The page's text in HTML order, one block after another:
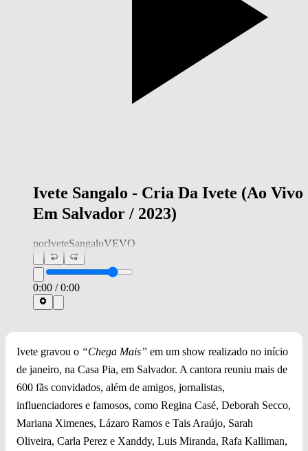
Ivete Sangalo - Cria Da Ivete (Ao Vivo
Em Salvador / 2023)
porIveteSangaloVEVO
0:00 /0:00
Ivete gravou o “Chega Mais” em um show realizado no início
de janeiro, na Casa Pia, em Salvador. A cantora reuniu mais de
600 fãs convidados, além de amigos, jornalistas,
influenciadores e famosos, como Regina Casé, Deborah Secco,
Mariana Ximenes, Lázaro Ramos e Tais Araújo, Sarah
Oliveira, Carla Perez e Xanddy, Luis Miranda, Rafa Kalliman,